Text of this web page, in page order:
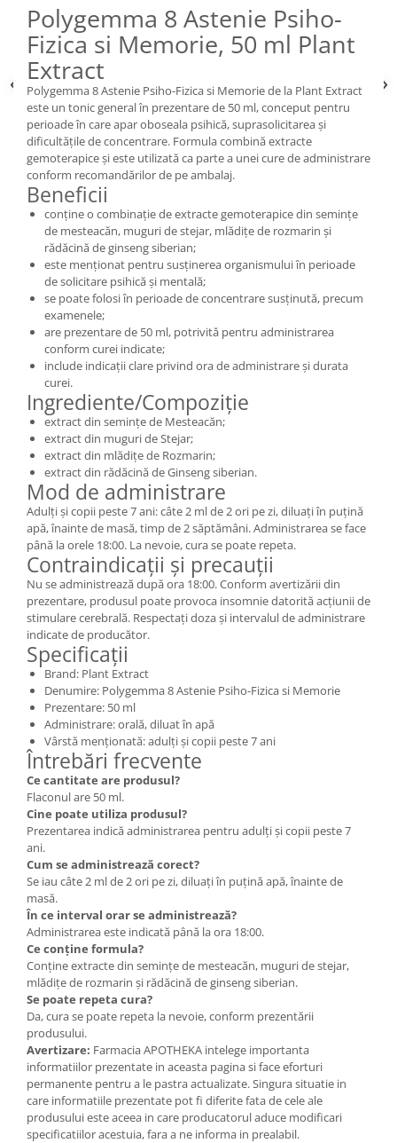
Polygemma 8 Astenie Psiho-
Fizica si Memorie, 50 ml Plant
Extract
Polygemma 8 Astenie Psiho-Fizica si Memorie de la Plant Extract
este un tonic general în prezentare de 50 ml, conceput pentru
perioade în care apar oboseala psihică, suprasolicitarea și
dificultățile de concentrare. Formula combină extracte
gemoterapice și este utilizată ca parte a unei cure de administrare
conform recomandărilor de pe ambalaj.
Beneficii
conține o combinație de extracte gemoterapice din semințe
de mesteacăn, muguri de stejar, mlădițe de rozmarin și
rădăcină de ginseng siberian;
este menționat pentru susținerea organismului în perioade
de solicitare psihică și mentală;
se poate folosi în perioade de concentrare susținută, precum
examenele;
are prezentare de 50 ml, potrivită pentru administrarea
conform curei indicate;
include indicații clare privind ora de administrare și durata
curei.
Ingrediente/Compoziție
extract din semințe de Mesteacăn;
extract din muguri de Stejar;
extract din mlădițe de Rozmarin;
extract din rădăcină de Ginseng siberian.
Mod de administrare
Adulți și copii peste 7 ani: câte 2 ml de 2 ori pe zi, diluați în puțină
apă, înainte de masă, timp de 2 săptămâni. Administrarea se face
până la orele 18:00. La nevoie, cura se poate repeta.
Contraindicații și precauții
Nu se administrează după ora 18:00. Conform avertizării din
prezentare, produsul poate provoca insomnie datorită acțiunii de
stimulare cerebrală. Respectați doza și intervalul de administrare
indicate de producător.
Specificații
Brand: Plant Extract
Denumire: Polygemma 8 Astenie Psiho-Fizica si Memorie
Prezentare: 50 ml
Administrare: orală, diluat în apă
Vârstă menționată: adulți și copii peste 7 ani
Întrebări frecvente
Ce cantitate are produsul?
Flaconul are 50 ml.
Cine poate utiliza produsul?
Prezentarea indică administrarea pentru adulți și copii peste 7
ani.
Cum se administrează corect?
Se iau câte 2 ml de 2 ori pe zi, diluați în puțină apă, înainte de
masă.
În ce interval orar se administrează?
Administrarea este indicată până la ora 18:00.
Ce conține formula?
Conține extracte din semințe de mesteacăn, muguri de stejar,
mlădițe de rozmarin și rădăcină de ginseng siberian.
Se poate repeta cura?
Da, cura se poate repeta la nevoie, conform prezentării
produsului.
Avertizare: Farmacia APOTHEKA intelege importanta
informatiilor prezentate in aceasta pagina si face eforturi
permanente pentru a le pastra actualizate. Singura situatie in
care informatiile prezentate pot fi diferite fata de cele ale
produsului este aceea in care producatorul aduce modificari
specificatiilor acestuia, fara a ne informa in prealabil.